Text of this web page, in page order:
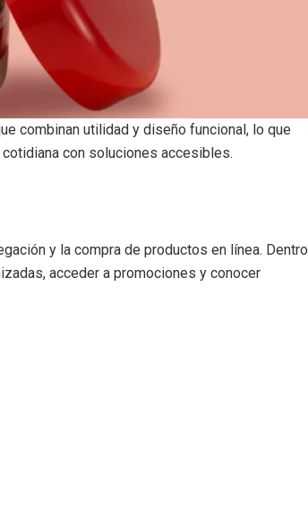
combinan utilidad y diseño funcional, lo que
con soluciones accesibles.
y la compra de productos en línea. Dentro
acceder a promociones y conocer